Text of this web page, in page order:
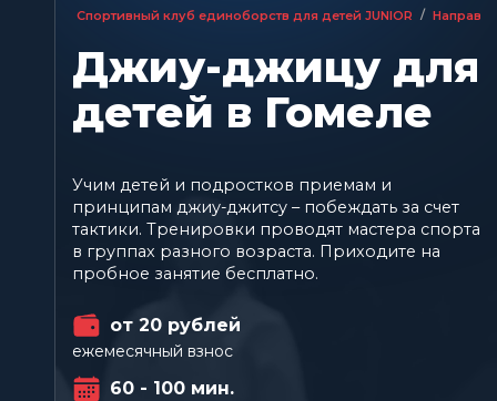
Спортивный клуб единоборств для детей JUNIOR /
Джиу-джицу для
детей в Гомеле
Учим детей и подростков приемам и
принципам джиу-джитсу – побеждать за счет
тактики. Тренировки проводят мастера спорта
в группах разного возраста. Приходите на
пробное занятие бесплатно.
от 20 рублей
ежемесячный взнос
60 - 100 мин.